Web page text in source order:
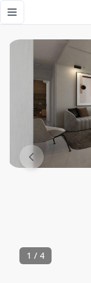
Toggle navigation
1 / 4
Imagina un